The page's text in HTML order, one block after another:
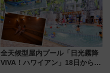
全天候型屋内プール「日光霧降
VIVA！ハワイアン」18日から営